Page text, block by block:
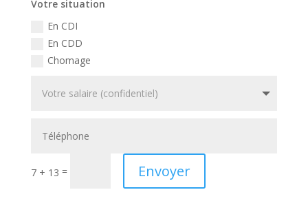
Votre situation
En CDI
En CDD
Chomage
7 + 13 = Envoyer